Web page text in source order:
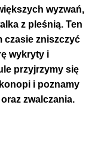
wyzwań,
z pleśnią. Ten
czasie zniszczyć
wykryty i
przyjrzymy się
i poznamy
zwalczania.